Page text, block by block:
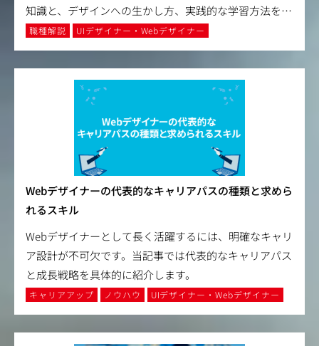
知識と、デザインへの生かし方、実践的な学習方法を…
職種解説 UIデザイナー・Webデザイナー
Webデザイナーの代表的なキャリアパスの種類と求めら
れるスキル
Webデザイナーとして長く活躍するには、明確なキャリ
ア設計が不可欠です。当記事では代表的なキャリアパス
と成長戦略を具体的に紹介します。
キャリアアップ ノウハウ UIデザイナー・Webデザイナー